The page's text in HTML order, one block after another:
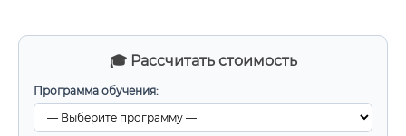
🎓 Рассчитать стоимость
Программа обучения: